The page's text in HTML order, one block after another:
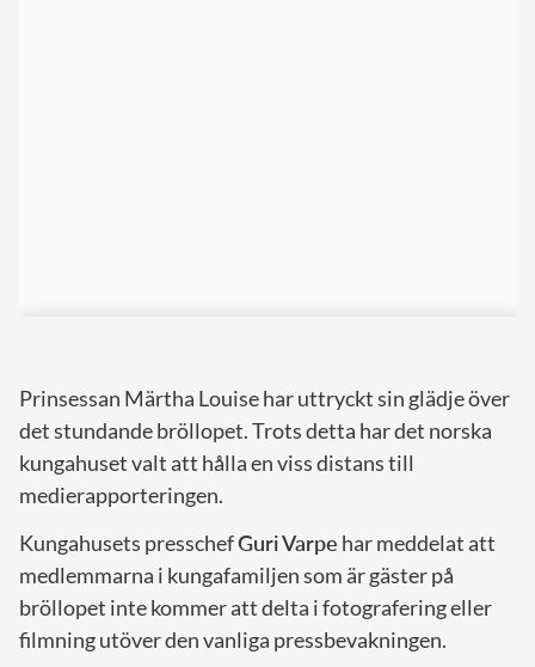
Prinsessan Märtha Louise har uttryckt sin glädje över
det stundande bröllopet. Trots detta har det norska
kungahuset valt att hålla en viss distans till
medierapporteringen.
Kungahusets presschefGuri Varpe har meddelat att
medlemmarna i kungafamiljen som är gäster på
bröllopet inte kommer att delta i fotografering eller
filmning utöver den vanliga pressbevakningen.